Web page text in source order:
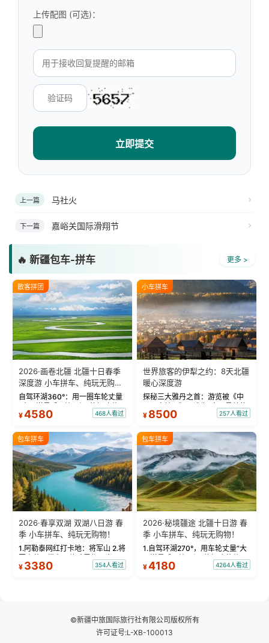
上传配图 (可选)：
立即提交
上一篇 马社火
下一篇 嘉峪关国际滑翔节
🔥 新疆包车-拼车 更多 >
散客拼团
2026·画卷北疆 北疆十日春季
深度游 小车拼车、纯玩无购
物！
自驾环湖360°：用一圈车轮丈量
“大西洋最后一滴眼泪”的极致蔚
蓝。 赛湖旅拍：甄选多款风格服
绝美瞬间。 赛湖坦克300跟车视
频：专业摄影师...
¥4580 468人看过
小车拼车
世界旅客的伊犁之约：8天北疆
暖心深度游
探秘三大雅丹之首：游览被《中
国国家地理》评选为“中国最美的
三大雅丹”第一名的克拉玛依魔鬼
瓦人最大村落——禾木村，欣赏
晨雾与小木...
¥ 8500 257人看过
包车拼车
2026·春享双湖 双湖八日游 春
季 小车拼车、纯玩无购物！
1.阿勒泰网红打卡地：将军山 2.将
军山落日缆车，体验雪都风光 3.
将军山，夕阳派对，蹦迪party 4.
¥ 3380 354人看过
包车拼车
2026·秘境疆途 北疆十日游 春
季 小车拼车、纯玩无购物！
1.自驾环湖270°，用车轮丈量“大
西洋最后一滴眼泪”的极致蔚蓝，
让雪山、花海与深邃湖水在转弯
¥4180 4264人看过
©新疆中旅国际旅行社有限公司版权所有
许可证号:L-XB-100013